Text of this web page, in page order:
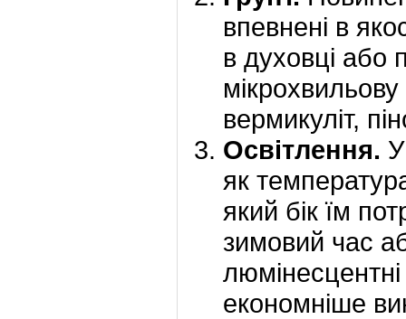
впевнені в
в духовці або
вермикуліт,
Освітлення.
як
який бік їм
зимовий час
економніше